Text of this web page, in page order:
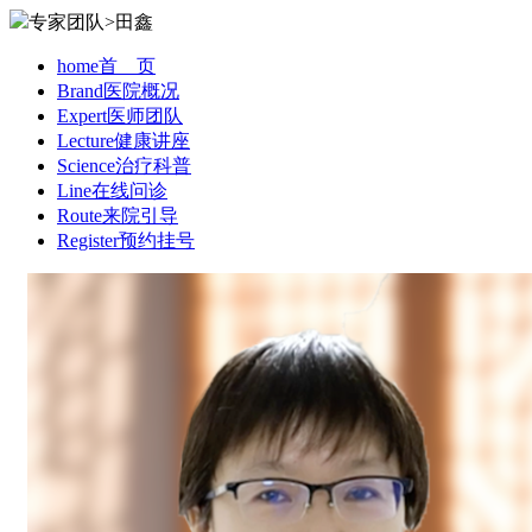
专家团队>田鑫
home首 页
Brand医院概况
Expert医师团队
Lecture健康讲座
Science治疗科普
Line在线问诊
Route来院引导
Register预约挂号